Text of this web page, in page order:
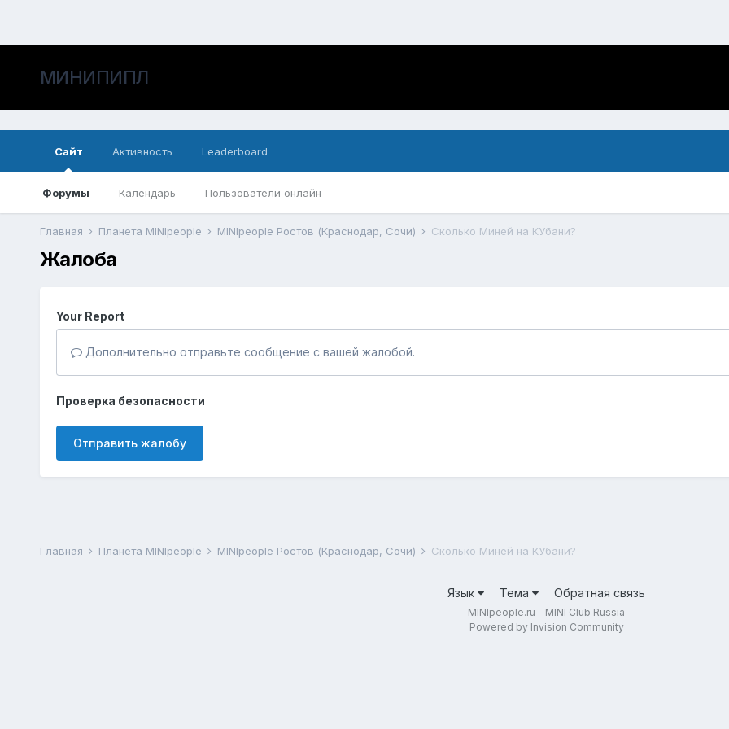
МИНИПИПЛ
Сайт
Форумы Календарь Пользователи онлайн
Активность Leaderboard
Главная Планета MINIpeople MINIpeople Ростов (Краснодар, Сочи) Сколько Миней на КУбани?
Жалоба
Your Report
Дополнительно отправьте сообщение с вашей жалобой.
Проверка безопасности
Отправить жалобу
Главная Планета MINIpeople MINIpeople Ростов (Краснодар, Сочи) Сколько Миней на КУбани?
Язык Тема Обратная связь
MINIpeople.ru - MINI Club Russia
Powered by Invision Community